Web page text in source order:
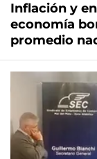
Inflación y
economía
promedio